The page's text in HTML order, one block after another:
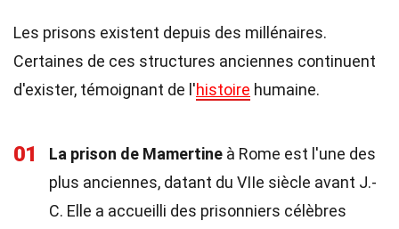
Les prisons existent depuis des millénaires.
Certaines de ces structures anciennes continuent
d'exister, témoignant de l'histoire humaine.
01 La prison de Mamertine à Rome est l'une des
plus anciennes, datant du VIIe siècle avant J.-
C. Elle a accueilli des prisonniers célèbres